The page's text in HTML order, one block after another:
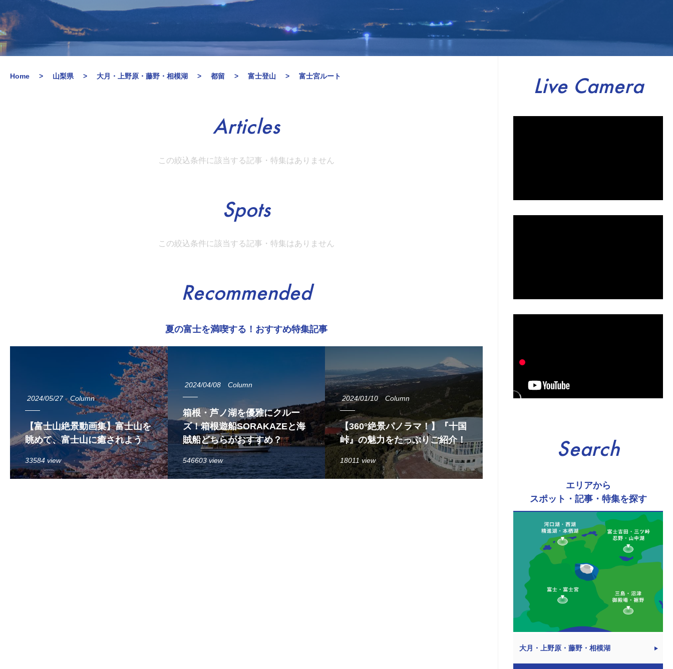
Home 山梨県 大月・上野原・藤野・相模湖 都留 富士登山 富士宮ルート
Articles
この絞込条件に該当する記事・特集はありません
Spots
この絞込条件に該当する記事・特集はありません
Recommended
夏の富士を満喫する！おすすめ特集記事
2024/05/27 Column
【富士山絶景動画集】富士山を
眺めて、富士山に癒されよう
33584 view
2024/04/08 Column
箱根・芦ノ湖を優雅にクルー
ズ！箱根遊船SORAKAZEと海
賊船どちらがおすすめ？
546603 view
2024/01/10 Column
【360°絶景パノラマ！】『十国
峠』の魅力をたっぷりご紹介！
18011 view
Live Camera
Search
エリアから
スポット・記事・特集を探す
大月・上野原・藤野・相模湖